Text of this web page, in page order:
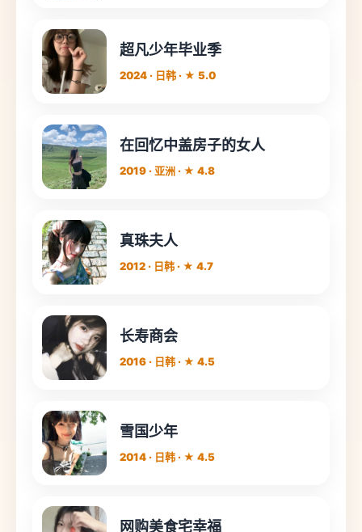
超凡少年毕业季
2024 · 日韩 · ★ 5.0
在回忆中盖房子的女人
2019 · 亚洲 · ★ 4.8
真珠夫人
2012 · 日韩 · ★ 4.7
长寿商会
2016 · 日韩 · ★ 4.5
雪国少年
2014 · 日韩 · ★ 4.5
网购美食宅幸福